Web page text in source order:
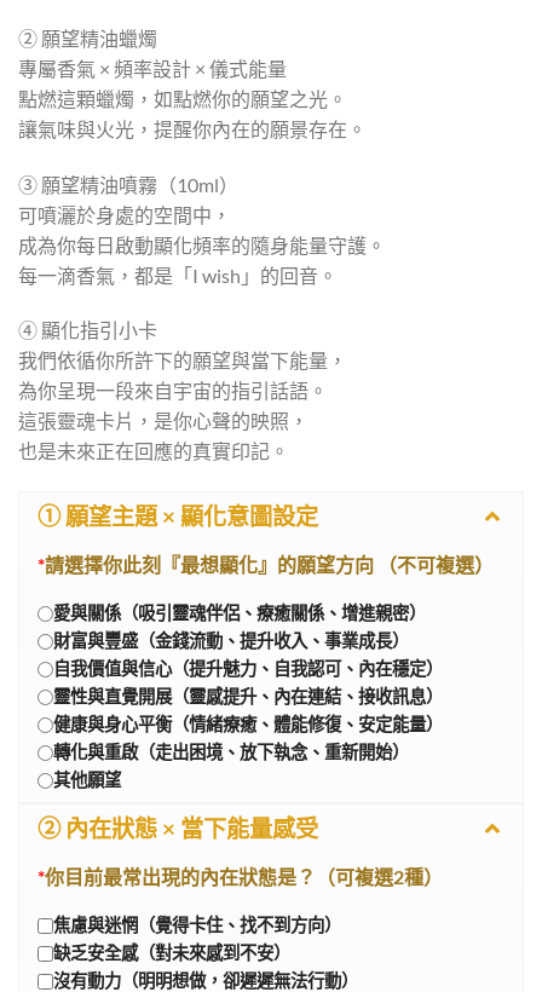
② 願望精油蠟燭
專屬香氣 × 頻率設計 × 儀式能量
點燃這顆蠟燭，如點燃你的願望之光。
讓氣味與火光，提醒你內在的願景存在。
③ 願望精油噴霧（10ml）
可噴灑於身處的空間中，
成為你每日啟動顯化頻率的隨身能量守護。
每一滴香氣，都是「I wish」的回音。
④ 顯化指引小卡
我們依循你所許下的願望與當下能量，
為你呈現一段來自宇宙的指引話語。
這張靈魂卡片，是你心聲的映照，
也是未來正在回應的真實印記。
① 願望主題 × 顯化意圖設定
*請選擇你此刻『最想顯化』的願望方向 （不可複選）
愛與關係（吸引靈魂伴侶、療癒關係、增進親密）
財富與豐盛（金錢流動、提升收入、事業成長）
自我價值與信心（提升魅力、自我認可、內在穩定）
靈性與直覺開展（靈感提升、內在連結、接收訊息）
健康與身心平衡（情緒療癒、體能修復、安定能量）
轉化與重啟（走出困境、放下執念、重新開始）
其他願望
② 內在狀態 × 當下能量感受
*你目前最常出現的內在狀態是？（可複選2種）
焦慮與迷惘（覺得卡住、找不到方向）
缺乏安全感（對未來感到不安）
沒有動力（明明想做，卻遲遲無法行動）